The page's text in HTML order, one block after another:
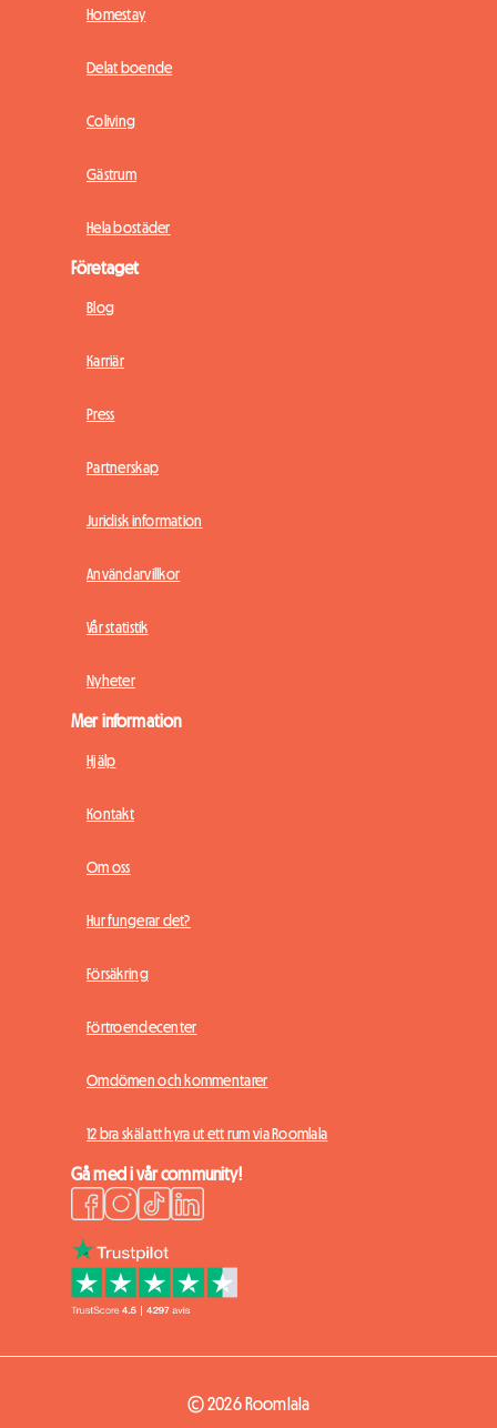
Homestay
Delat boende
Coliving
Gästrum
Hela bostäder
Företaget
Blog
Karriär
Press
Partnerskap
Juridisk information
Användarvillkor
Vår statistik
Nyheter
Mer information
Hjälp
Kontakt
Om oss
Hur fungerar det?
Försäkring
Förtroendecenter
Omdömen och kommentarer
12 bra skäl att hyra ut ett rum via Roomlala
Gå med i vår community!
© 2026 Roomlala